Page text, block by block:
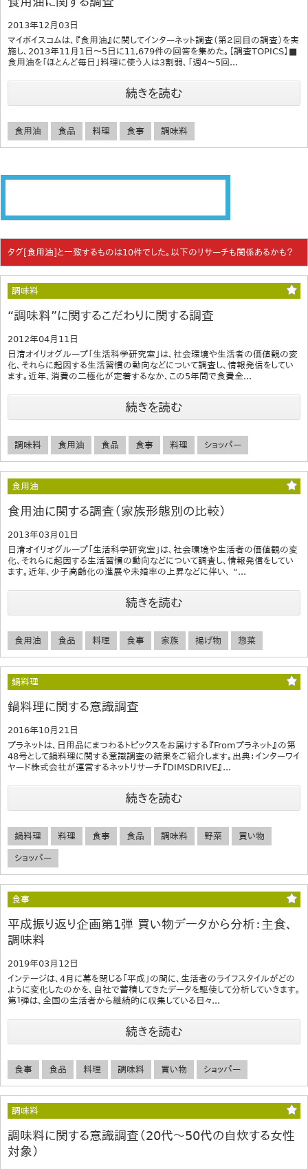
2013年12月03日
マイボイスコムは、『食用油』に関してインターネット調査（第２回目の調査）を実
施し、2013年11月1日～5日に11,679件の回答を集めた。【調査TOPICS】■
食用油を「ほとんど毎日」料理に使う人は3割弱、「週4～5回...
続きを読む
食用油 食品 料理 食事 調味料
タグ[食用油]と一致するものは10件でした。以下のリサーチも関係あるかも？
調味料
“調味料”に関するこだわりに関する調査
2012年04月11日
日清オイリオグループ「生活科学研究室」は、社会環境や生活者の価値観の変
化、それらに起因する生活習慣の動向などについて調査し、情報発信をしてい
ます。近年、消費の二極化が定着するなか、この5年間で食費全...
続きを読む
調味料 食用油 食品 食事 料理 ショッパー
食用油
食用油に関する調査（家族形態別の比較）
2013年03月01日
日清オイリオグループ「生活科学研究室」は、社会環境や生活者の価値観の変
化、それらに起因する生活習慣の動向などについて調査し、情報発信をしてい
ます。近年、少子高齢化の進展や未婚率の上昇などに伴い、 “...
続きを読む
食用油 食品 料理 食事 家族 揚げ物 惣菜
鍋料理
鍋料理に関する意識調査
2016年10月21日
プラネットは、日用品にまつわるトピックスをお届けする『Fromプラネット』の第
48号として鍋料理に関する意識調査の結果をご紹介します。出典：インターワイ
ヤード株式会社が運営するネットリサーチ『DIMSDRIVE』...
続きを読む
鍋料理 料理 食事 食品 調味料 野菜 買い物
ショッパー
食事
平成振り返り企画第1弾 買い物データから分析：主食、
調味料
2019年03月12日
インテージは、4月に幕を閉じる「平成」の間に、生活者のライフスタイルがどの
ように変化したのかを、自社で蓄積してきたデータを駆使して分析していきます。
第１弾は、全国の生活者から継続的に収集している日々...
続きを読む
食事 食品 料理 調味料 買い物 ショッパー
調味料
調味料に関する意識調査（20代～50代の自炊する女性
対象）